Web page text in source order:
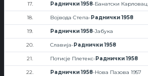
17. Раднички 1958-Банатски Карловац
18. Војвода Степа-Раднички 1958
19. Раднички 1958-Јабука
20. Славија-Раднички 1958
21. Потисје Плетекс-Раднички 1958
22. Раднички 1958-Нова Пазова 1957